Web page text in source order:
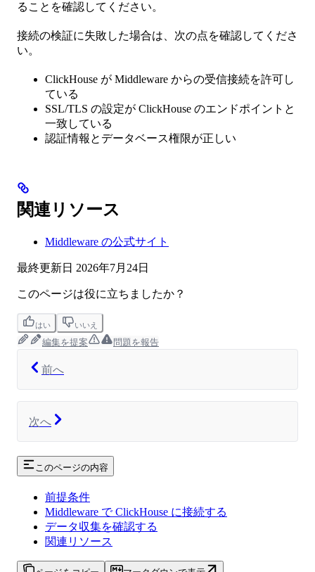
ることを確認してください。
接続の検証に失敗した場合は、次の点を確認してくださ
い。
ClickHouse が Middleware からの受信接続を許可し
ている
SSL/TLS の設定が ClickHouse のエンドポイントと
一致している
認証情報とデータベース権限が正しい
関連リソース
Middleware の公式サイト
最終更新日 2026年7月24日
このページは役に立ちましたか？
はい いいえ
編集を提案 問題を報告
前へ
次へ
このページの内容
前提条件
Middleware で ClickHouse に接続する
データ収集を確認する
関連リソース